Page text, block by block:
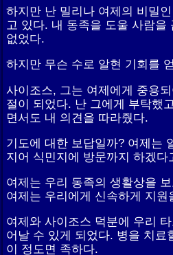
하지만 난 밀리나 여제의 비밀
고 있다. 내 동족을 도울 사람을
없었다.
하지만 무슨 수로 알현 기회를
사이조스, 그는 여제에게 중용
절이 되었다. 난 그에게 부탁했
면서도 내 의견을 따라줬다.
기도에 대한 보답일까? 여제는
지어 식민지에 방문까지 하겠다
여제는 우리 동족의 생활상을
여제는 우리에게 신속하게 지원
여제와 사이조스 덕분에 우리
어날 수 있게 되었다. 병을 치료
이 정도면 족하다.